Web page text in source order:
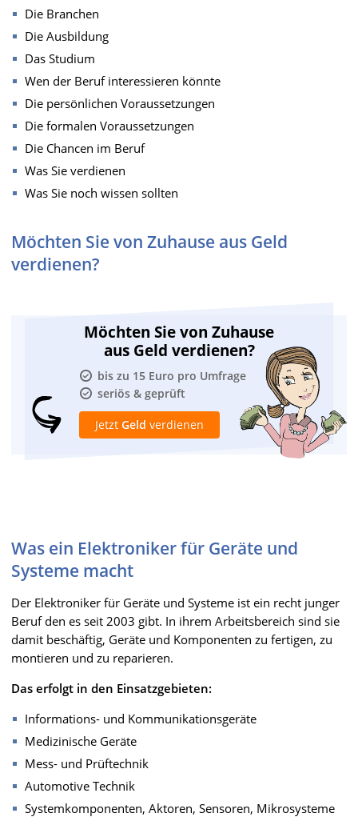
Die Branchen
Die Ausbildung
Das Studium
Wen der Beruf interessieren könnte
Die persönlichen Voraussetzungen
Die formalen Voraussetzungen
Die Chancen im Beruf
Was Sie verdienen
Was Sie noch wissen sollten
Möchten Sie von Zuhause aus Geld
verdienen?
Möchten Sie von Zuhause
aus Geld verdienen?
bis zu 15 Euro pro Umfrage
seriös & geprüft
Jetzt Geld verdienen
Was ein Elektroniker für Geräte und
Systeme macht
Der Elektroniker für Geräte und Systeme ist ein recht junger
Beruf den es seit 2003 gibt. In ihrem Arbeitsbereich sind sie
damit beschäftig, Geräte und Komponenten zu fertigen, zu
montieren und zu reparieren.
Das erfolgt in den Einsatzgebieten:
Informations- und Kommunikationsgeräte
Medizinische Geräte
Mess- und Prüftechnik
Automotive Technik
Systemkomponenten, Aktoren, Sensoren, Mikrosysteme